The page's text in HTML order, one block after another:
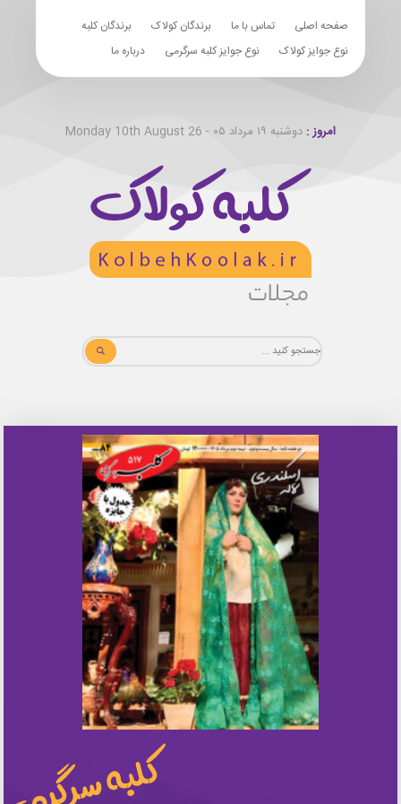
صفحه اصلی تماس با ما برندگان کولاک
برندگان کلبه
نوع جوایز کولاک
نوع جوایز کلبه سرگرمی درباره ما
امروز : دوشنبه ۱۹ مرداد ۰۵ - Monday 10th August 26